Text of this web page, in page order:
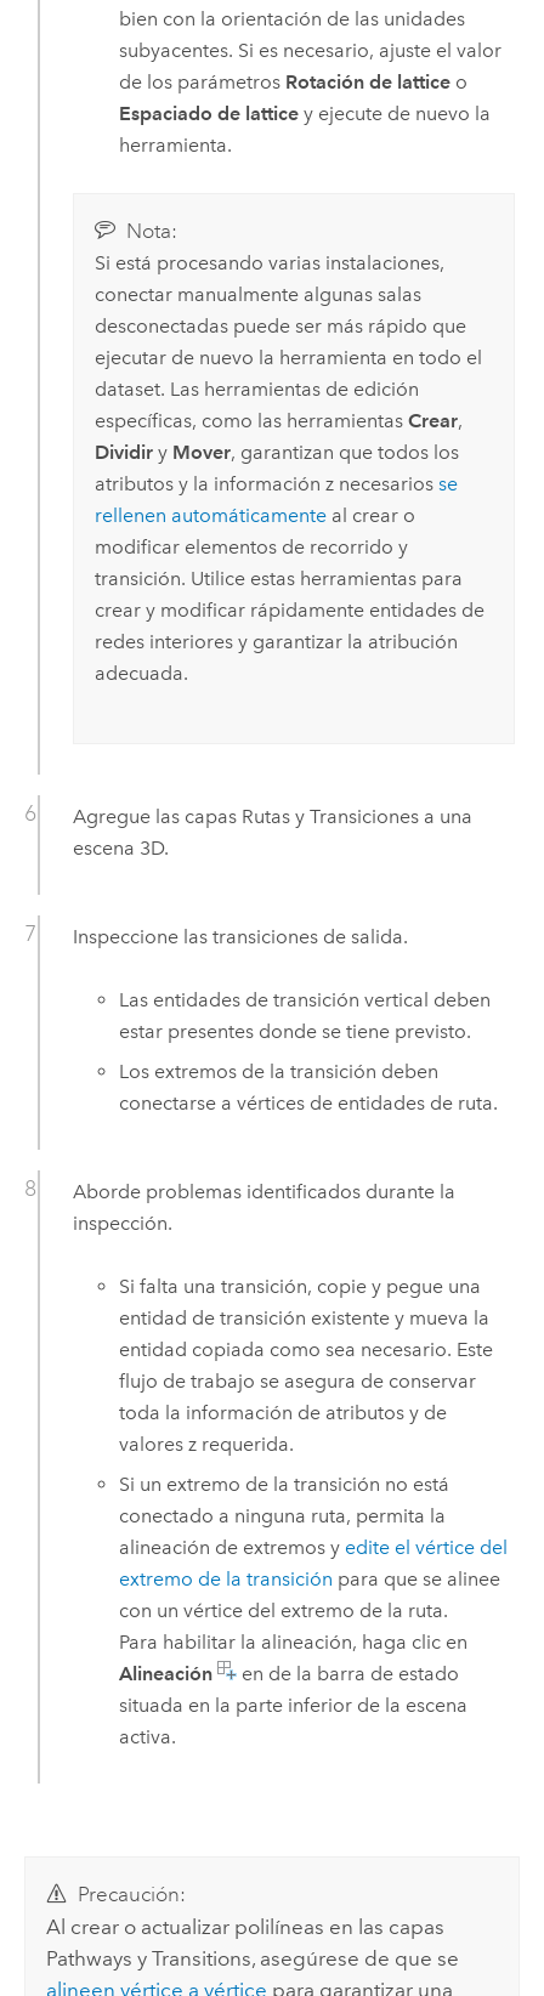
bien con la orientación de las unidades
subyacentes. Si es necesario, ajuste el valor
de los parámetros Rotación de lattice o
Espaciado de lattice y ejecute de nuevo la
herramienta.
Nota:
Si está procesando varias instalaciones,
conectar manualmente algunas salas
desconectadas puede ser más rápido que
ejecutar de nuevo la herramienta en todo el
dataset. Las herramientas de edición
específicas, como las herramientas Crear,
Dividiry Mover, garantizan que todos los
atributos y la información z necesarios se
rellenen automáticamenteal crear o
modificar elementos de recorrido y
transición. Utilice estas herramientas para
crear y modificar rápidamente entidades de
redes interiores y garantizar la atribución
adecuada.
Agregue las capas Rutas y Transiciones a una
escena 3D.
Inspeccione las transiciones de salida.
Las entidades de transición vertical deben
estar presentes donde se tiene previsto.
Los extremos de la transición deben
conectarse a vértices de entidades de ruta.
Aborde problemas identificados durante la
inspección.
Si falta una transición, copie y pegue una
entidad de transición existente y mueva la
entidad copiada como sea necesario. Este
flujo de trabajo se asegura de conservar
toda la información de atributos y de
valores z requerida.
Si un extremo de la transición no está
conectado a ninguna ruta, permita la
alineación de extremos y edite el vértice del
extremo de la transición para que se alinee
con un vértice del extremo de la ruta.
Para habilitar la alineación, haga clic en
Alineación
en de la barra de estado
situada en la parte inferior de la escena
activa.
Precaución:
Al crear o actualizar polilíneas en las capas
Pathways y Transitions, asegúrese de que se
alineen vértice a vértice para garantizar una